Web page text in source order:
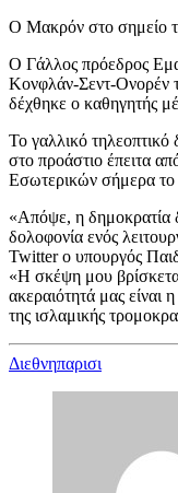
Ο Μακρόν στο σημείο
Ο Γάλλος πρόεδρος
Κονφλάν-Σεντ-Ονορέν
δέχθηκε ο καθηγητής
Το γαλλικό
στο προάστιο έπειτα
Εσωτερικών σήμερα το
«Απόψε, η δημοκρατία
δολοφονία ενός
Twitter ο υπουργός
«Η σκέψη μου
ακεραιότητά μας είναι
της ισλαμικής
Διεθνηπαρισι